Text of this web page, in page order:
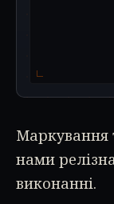
Маркування
нами
виконанні.